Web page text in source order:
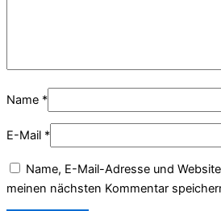
Name *
E-Mail *
Name, E-Mail-Adresse und
meinen nächsten Kommentar